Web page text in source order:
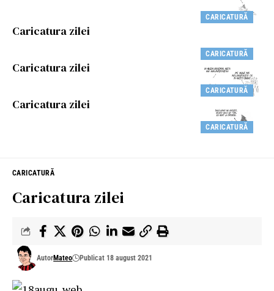
CARICATURĂ
CARICATURĂ
Caricatura zilei
CARICATURĂ
Caricatura zilei
CARICATURĂ
Caricatura zilei
CARICATURĂ
Caricatura zilei
AutorMateo Publicat 18 august 2021